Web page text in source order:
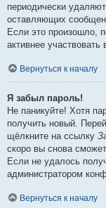
периодически
оставляющих
Если это произошло,
активнее участвовать
Вернуться к началу
Я забыл пароль!
Не паникуйте! Хотя
получить новый.
щёлкните на ссылку
скоро вы снова
Если не удалось
администратором
Вернуться к началу